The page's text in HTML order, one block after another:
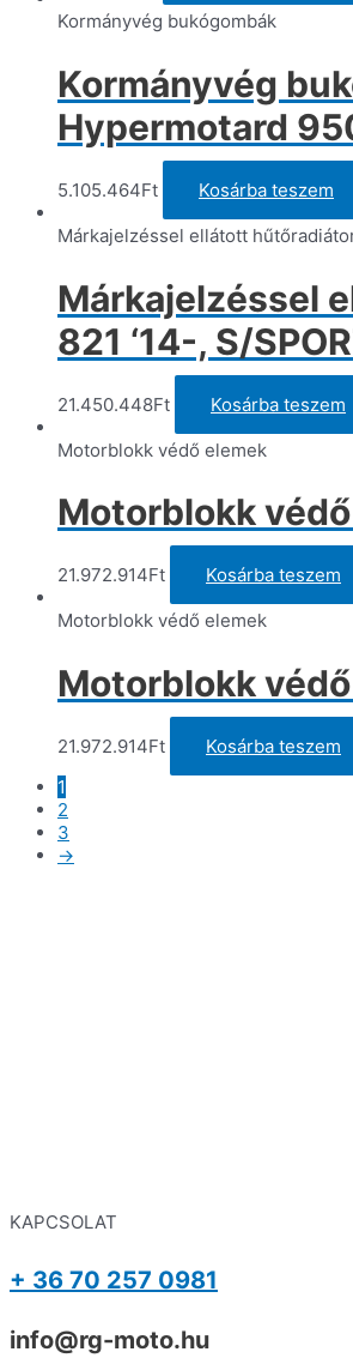
Kormányvég bukógombák
Kormányvég
Hypermotard
5.105.464Ft
Kosárba teszem
Márkajelzéssel ellátott
Márkajelzéssel
821 ‘14-, S/
21.450.448Ft
Kosárba teszem
Motorblokk védő elemek
Motorblokk
21.972.914Ft
Kosárba teszem
Motorblokk védő elemek
Motorblokk
21.972.914Ft
Kosárba teszem
1
2
3
→
KAPCSOLAT
+ 36 70 257 0981
info@rg-moto.hu